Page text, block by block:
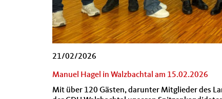
21/02/2026
Manuel Hagel in Walzbachtal am 15.02.2026
Mit über 120 Gästen, darunter Mitglieder des